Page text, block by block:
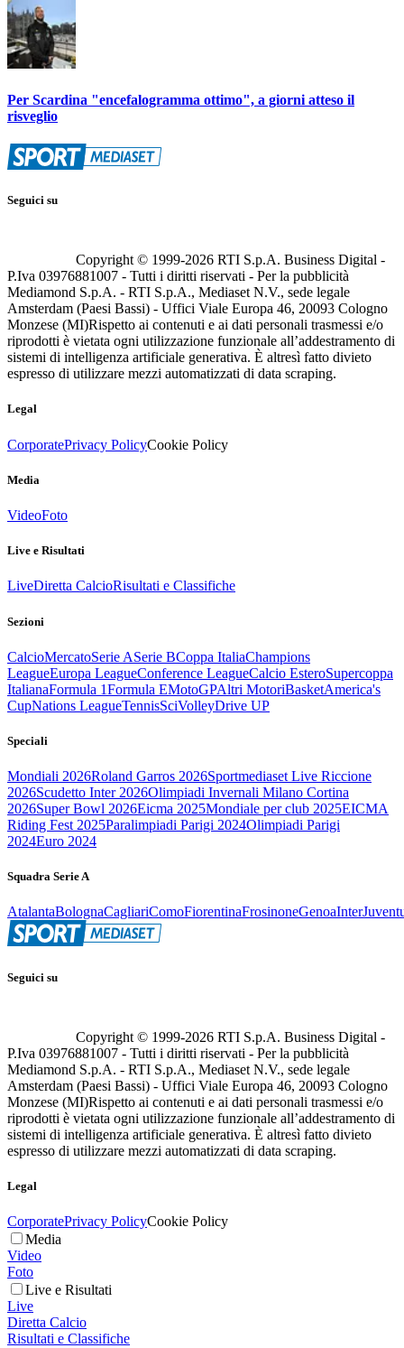
Per Scardina "encefalogramma ottimo", a giorni atteso il
risveglio
Seguici su
Copyright © 1999-2026 RTI S.p.A. Business Digital -
P.Iva 03976881007 - Tutti i diritti riservati - Per la pubblicità
Mediamond S.p.A. - RTI S.p.A., Mediaset N.V., sede legale
Amsterdam (Paesi Bassi) - Uffici Viale Europa 46, 20093 Cologno
Monzese (MI)Rispetto ai contenuti e ai dati personali trasmessi e/o
riprodotti è vietata ogni utilizzazione funzionale all’addestramento di
sistemi di intelligenza artificiale generativa. È altresì fatto divieto
espresso di utilizzare mezzi automatizzati di data scraping.
Legal
CorporatePrivacy PolicyCookie Policy
Media
VideoFoto
Live e Risultati
LiveDiretta CalcioRisultati e Classifiche
Sezioni
CalcioMercatoSerie ASerie BCoppa ItaliaChampions
LeagueEuropa LeagueConference LeagueCalcio EsteroSupercoppa
ItalianaFormula 1Formula EMotoGPAltri MotoriBasketAmerica's
CupNations LeagueTennisSciVolleyDrive UP
Speciali
Mondiali 2026Roland Garros 2026Sportmediaset Live Riccione
2026Scudetto Inter 2026Olimpiadi Invernali Milano Cortina
2026Super Bowl 2026Eicma 2025Mondiale per club 2025EICMA
Riding Fest 2025Paralimpiadi Parigi 2024Olimpiadi Parigi
2024Euro 2024
Squadra Serie A
AtalantaBolognaCagliariComoFiorentinaFrosinoneGenoaInter
Seguici su
Copyright © 1999-2026 RTI S.p.A. Business Digital -
P.Iva 03976881007 - Tutti i diritti riservati - Per la pubblicità
Mediamond S.p.A. - RTI S.p.A., Mediaset N.V., sede legale
Amsterdam (Paesi Bassi) - Uffici Viale Europa 46, 20093 Cologno
Monzese (MI)Rispetto ai contenuti e ai dati personali trasmessi e/o
riprodotti è vietata ogni utilizzazione funzionale all’addestramento di
sistemi di intelligenza artificiale generativa. È altresì fatto divieto
espresso di utilizzare mezzi automatizzati di data scraping.
Legal
CorporatePrivacy PolicyCookie Policy
Media
Video
Foto
Live e Risultati
Live
Diretta Calcio
Risultati e Classifiche